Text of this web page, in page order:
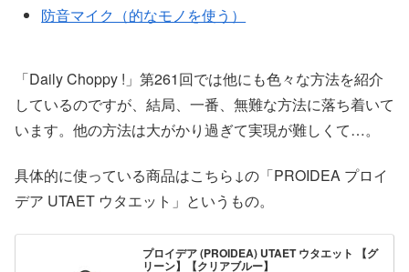
防音マイク（的なモノを使う）
「Daily Choppy !」第261回では他にも色々な方法を紹介
しているのですが、結局、一番、無難な方法に落ち着いて
います。他の方法は大がかり過ぎて実現が難しくて…。
具体的に使っている商品はこちら↓の「PROIDEA プロイ
デア UTAET ウタエット」というもの。
プロイデア (PROIDEA) UTAET ウタエット 【グ
リーン】【クリアブルー】